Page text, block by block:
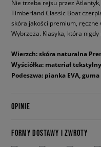
Nie trzeba rejsu przez
Timberland Classic Boat
skóra jakości premium,
Wybrzeża. Klasyka, która
Wierzch: skóra naturalna
Wyściółka: materiał tekstylny
Podeszwa: pianka EVA, guma
OPINIE
FORMY DOSTAWY I ZWROTY